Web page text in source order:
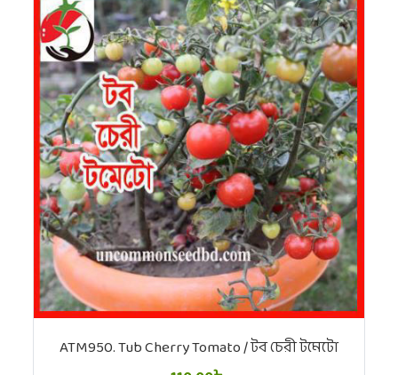
ATM950. Tub Cherry Tomato / টব চেরী টমেটো